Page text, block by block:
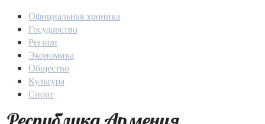
Официальная хроника
Государство
Регион
Экономика
Общество
Культура
Спорт